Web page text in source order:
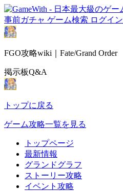
事前ガチャ ゲーム検索 ログイン
FGO攻略wiki｜Fate/Grand Order
掲示板Q&A
トップに戻る
ゲーム攻略一覧を見る
トップページ
最新情報
グランドグラフ
ストーリー攻略
イベント攻略